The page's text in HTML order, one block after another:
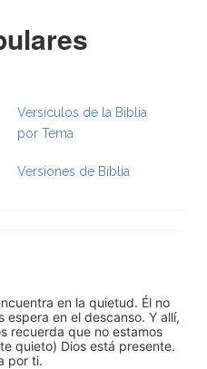
Versículos de la Biblia
por Tema
Versiones de Biblia
en la quietud. Él no
en el descanso. Y allí,
recuerda que no estamos
quieto) Dios está presente.
por ti.